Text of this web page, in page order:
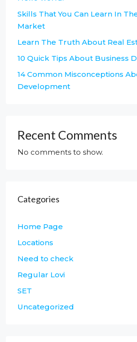
Skills That You Can Learn In
Market
Learn The Truth About Real
10 Quick Tips About Business
14 Common Misconceptions
Development
Recent Comments
No comments to show.
Categories
Home Page
Locations
Need to check
Regular Lovi
SET
Uncategorized